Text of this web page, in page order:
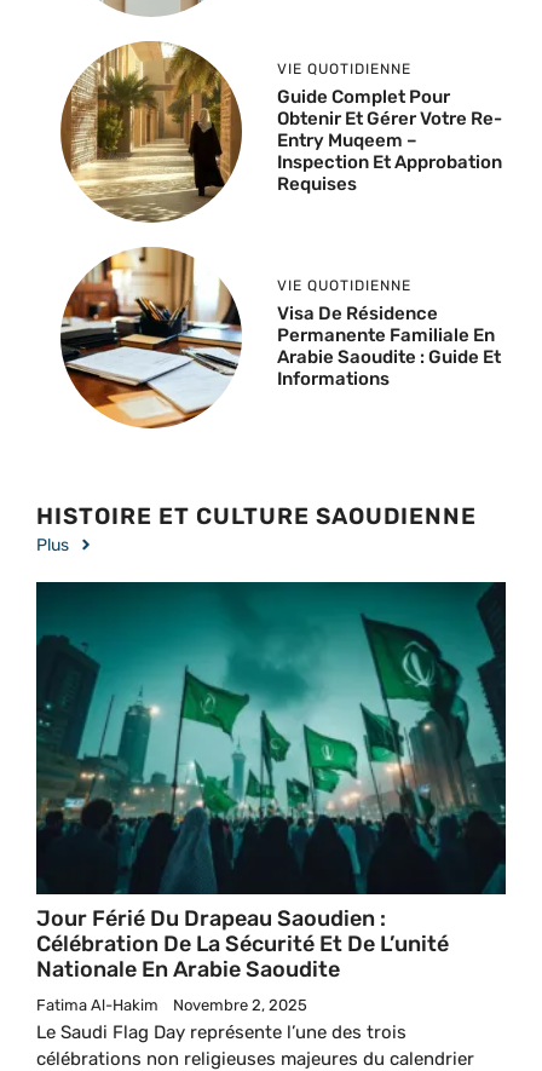
VIE QUOTIDIENNE
Guide Complet Pour
Obtenir Et Gérer Votre Re-
Entry Muqeem –
Inspection Et Approbation
Requises
VIE QUOTIDIENNE
Visa De Résidence
Permanente Familiale En
Arabie Saoudite : Guide Et
Informations
HISTOIRE ET CULTURE SAOUDIENNE
Plus
Jour Férié Du Drapeau Saoudien :
Célébration De La Sécurité Et De L’unité
Nationale En Arabie Saoudite
Fatima Al-Hakim Novembre 2, 2025
Le Saudi Flag Day représente l’une des trois
célébrations non religieuses majeures du calendrier